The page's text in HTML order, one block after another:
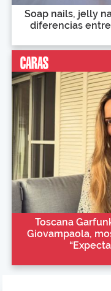
Soap nails, jelly
diferencias
Toscana
Giovampaola,